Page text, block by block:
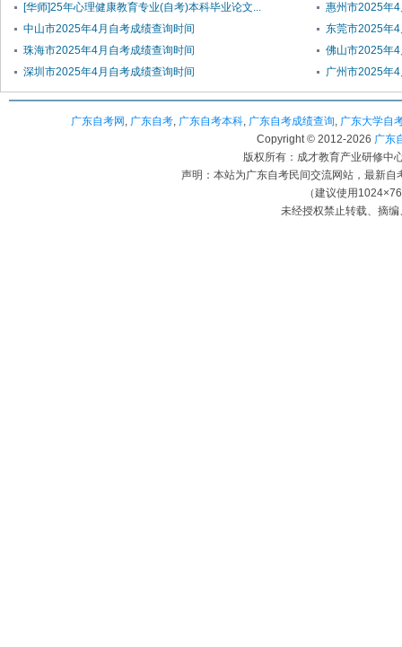
[华师]25年心理健康教育专业(自考)本科毕业论文...
惠州市2025年
中山市2025年4月自考成绩查询时间
东莞市2025年
珠海市2025年4月自考成绩查询时间
佛山市2025年
深圳市2025年4月自考成绩查询时间
广州市2025年
广东自考网 , 广东自考, 广东自考本科, 广东自考成绩查询, 广东大学自
Copyright © 2012-2026 广东
版权所有：成才教育产业研修中
声明：本站为广东自考民间交流网站，最新
（建议使用
未经授权禁止转载、摘